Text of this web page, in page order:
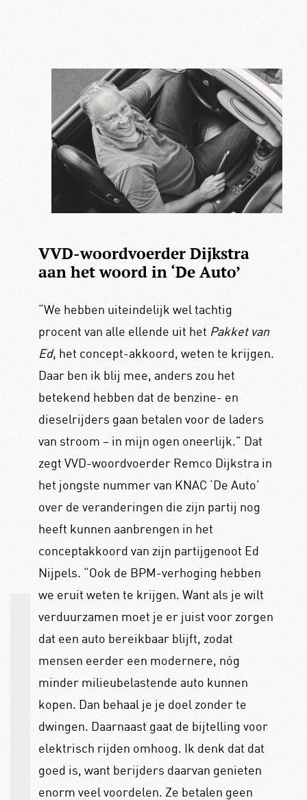
VVD-woordvoerder Dijkstra
aan het woord in ‘De Auto’
“We hebben uiteindelijk wel tachtig
procent van alle ellende uit het Pakket van
Ed, het concept-akkoord, weten te krijgen.
Daar ben ik blij mee, anders zou het
betekend hebben dat de benzine- en
dieselrijders gaan betalen voor de laders
van stroom – in mijn ogen oneerlijk.” Dat
zegt VVD-woordvoerder Remco Dijkstra in
het jongste nummer van KNAC ‘De Auto’
over de veranderingen die zijn partij nog
heeft kunnen aanbrengen in het
conceptakkoord van zijn partijgenoot Ed
Nijpels. “Ook de BPM-verhoging hebben
we eruit weten te krijgen. Want als je wilt
verduurzamen moet je er juist voor zorgen
dat een auto bereikbaar blijft, zodat
mensen eerder een modernere, nóg
minder milieubelastende auto kunnen
kopen. Dan behaal je je doel zonder te
dwingen. Daarnaast gaat de bijtelling voor
elektrisch rijden omhoog. Ik denk dat dat
goed is, want berijders daarvan genieten
enorm veel voordelen. Ze betalen geen